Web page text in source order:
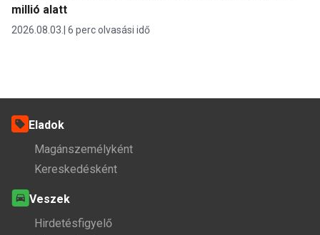
millió alatt
2026.08.03. 6 perc olvasási idő
Eladok
Magánszemélyként
Kereskedésként
Veszek
Hirdetésfigyelő